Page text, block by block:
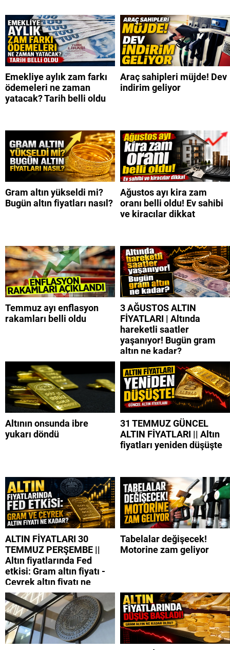
Emekliye aylık zam farkı
ödemeleri ne zaman
yatacak? Tarih belli oldu
Araç sahipleri müjde! Dev
indirim geliyor
Gram altın yükseldi mi?
Bugün altın fiyatları nasıl?
Ağustos ayı kira zam
oranı belli oldu! Ev sahibi
ve kiracılar dikkat
Temmuz ayı enflasyon
rakamları belli oldu
3 AĞUSTOS ALTIN
FİYATLARI | Altında
hareketli saatler
yaşanıyor! Bugün gram
altın ne kadar?
Altının onsunda ibre
yukarı döndü
31 TEMMUZ GÜNCEL
ALTIN FİYATLARI || Altın
fiyatları yeniden düşüşte
ALTIN FİYATLARI 30
TEMMUZ PERŞEMBE ||
Altın fiyatlarında Fed
etkisi: Gram altın fiyatı -
Çeyrek altın fiyatı ne
kadar?
Tabelalar değişecek!
Motorine zam geliyor